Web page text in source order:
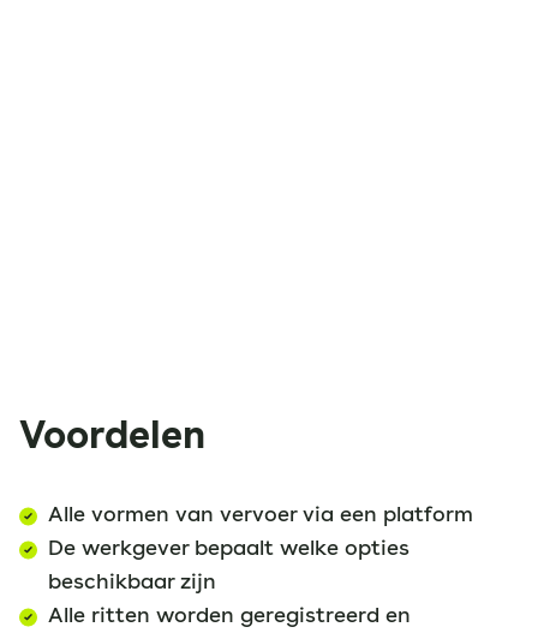
Voordelen
Alle vormen van vervoer via een platform
De werkgever bepaalt welke opties
beschikbaar zijn
Alle ritten worden geregistreerd en